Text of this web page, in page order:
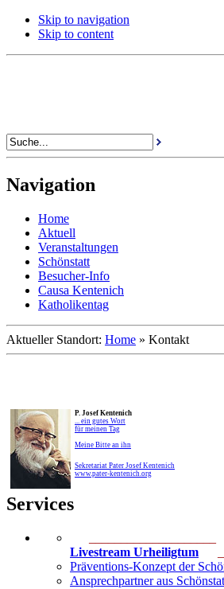
Skip to navigation
Skip to content
Navigation
Home
Aktuell
Veranstaltungen
Schönstatt
Besucher-Info
Causa Kentenich
Katholikentag
Aktueller Standort: Home » Kontakt
P. Josef Kentenich
... ein gutes Wort
für meinen Tag
Meine Bitte an ihn
Sekretariat Pater Josef Kentenich
www.pater-kentenich.org
Services
Livestream Urheiligtum
Präventions-Konzept der
Ansprechpartner aus